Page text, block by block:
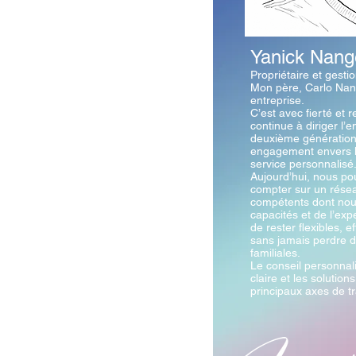
Yanick
Propriétaire et
Mon père, Carlo
entreprise.
C’est avec fierté et
continue à diriger
deuxième
engagement envers
service personnalisé.
Aujourd’hui, nous
compter sur un
compétents dont
capacités et de
de rester flexibles,
sans jamais perdre
familiales.
Le conseil
claire et les
principaux axes de